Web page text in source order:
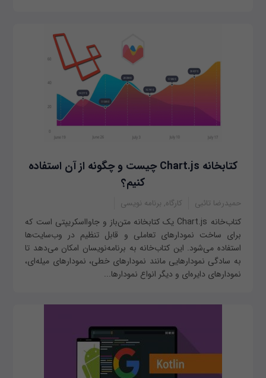
کتابخانه Chart.js چیست و چگونه از آن استفاده
کنیم؟
حمیدرضا تائبی کارگاه, برنامه نویسی
کتاب‌خانه Chart.js یک کتابخانه متن‌باز و جاوااسکریپتی است که
برای ساخت نمودارهای تعاملی و قابل تنظیم در وب‌سایت‌ها
استفاده می‌شود. این کتاب‌خانه به برنامه‌نویسان امکان می‌دهد تا
به سادگی نمودارهایی مانند نمودارهای خطی، نمودارهای میله‌ای،
نمودارهای دایره‌ای و دیگر انواع نمودارها...